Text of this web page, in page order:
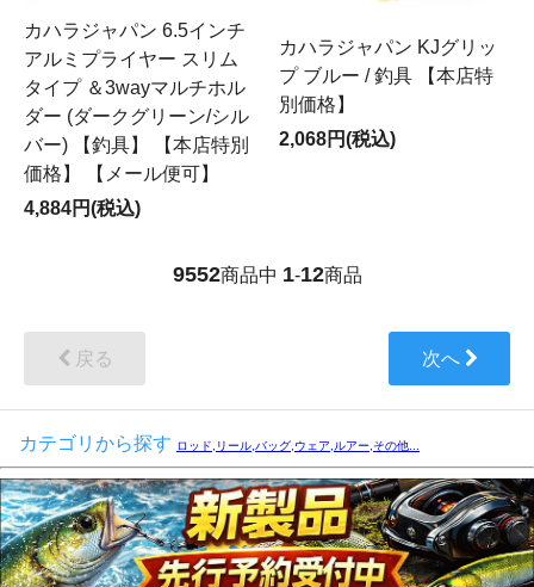
カハラジャパン 6.5インチ
アルミプライヤー スリム
タイプ ＆3wayマルチホル
ダー (ダークグリーン/シル
バー) 【釣具】 【本店特別
価格】 【メール便可】
4,884円(税込)
カハラジャパン KJグリッ
プ ブルー / 釣具 【本店特
別価格】
2,068円(税込)
9552商品中 1-12商品
戻る 次へ
カテゴリから探す ロッド,リール,バッグ,ウェア,ルアー,その他...